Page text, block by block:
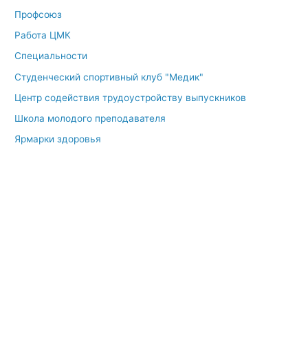
Профсоюз
Работа ЦМК
Специальности
Студенческий спортивный клуб "Медик"
Центр содействия трудоустройству выпускников
Школа молодого преподавателя
Ярмарки здоровья